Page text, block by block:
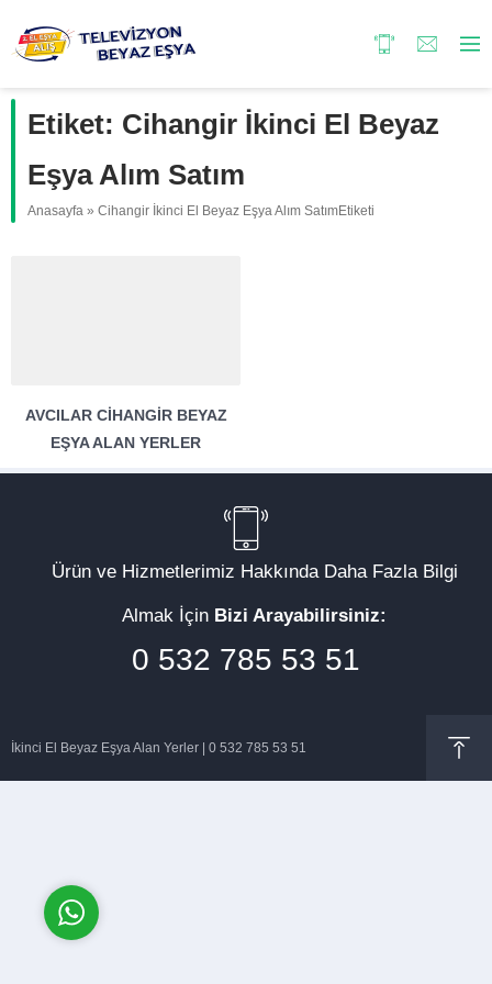
Etiket: Cihangir İkinci El Beyaz
Eşya Alım Satım
Anasayfa » Cihangir İkinci El Beyaz Eşya Alım SatımEtiketi
AVCILAR CIHANGIR BEYAZ
EŞYA ALAN YERLER
Ürün ve Hizmetlerimiz Hakkında Daha Fazla Bilgi
Almak İçin Bizi Arayabilirsiniz:
0 532 785 53 51
İkinci El Beyaz Eşya Alan Yerler | 0 532 785 53 51